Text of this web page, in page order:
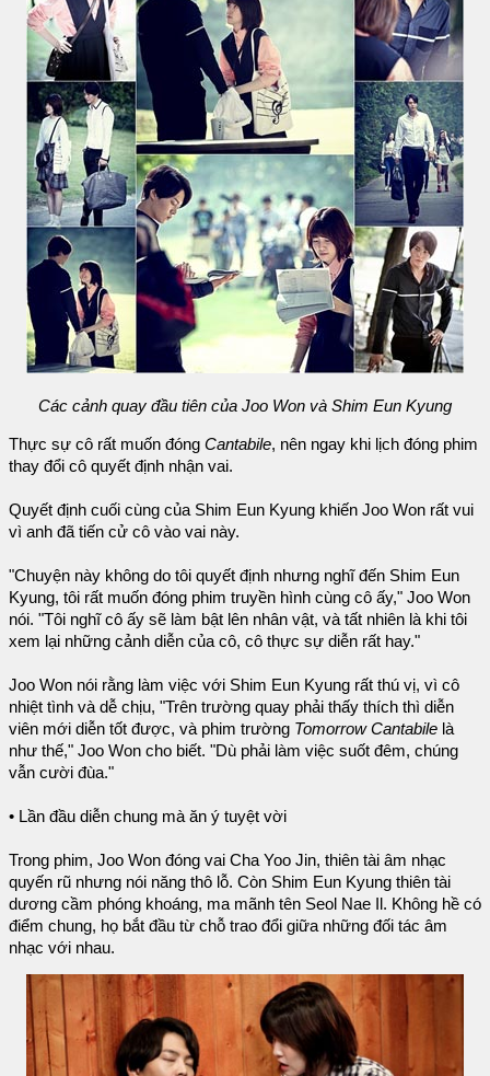
Các cảnh quay đầu tiên của Joo Won và Shim Eun Kyung
Thực sự cô rất muốn đóng Cantabile, nên ngay khi lịch đóng phim
thay đổi cô quyết định nhận vai.
Quyết định cuối cùng của Shim Eun Kyung khiến Joo Won rất vui
vì anh đã tiến cử cô vào vai này.
"Chuyện này không do tôi quyết định nhưng nghĩ đến Shim Eun
Kyung, tôi rất muốn đóng phim truyền hình cùng cô ấy," Joo Won
nói. "Tôi nghĩ cô ấy sẽ làm bật lên nhân vật, và tất nhiên là khi tôi
xem lại những cảnh diễn của cô, cô thực sự diễn rất hay."
Joo Won nói rằng làm việc với Shim Eun Kyung rất thú vị, vì cô
nhiệt tình và dễ chịu, "Trên trường quay phải thấy thích thì diễn
viên mới diễn tốt được, và phim trường Tomorrow Cantabile là
như thế," Joo Won cho biết. "Dù phải làm việc suốt đêm, chúng
vẫn cười đùa."
• Lần đầu diễn chung mà ăn ý tuyệt vời
Trong phim, Joo Won đóng vai Cha Yoo Jin, thiên tài âm nhạc
quyến rũ nhưng nói năng thô lỗ. Còn Shim Eun Kyung thiên tài
dương cầm phóng khoáng, ma mãnh tên Seol Nae Il. Không hề có
điểm chung, họ bắt đầu từ chỗ trao đổi giữa những đối tác âm
nhạc với nhau.